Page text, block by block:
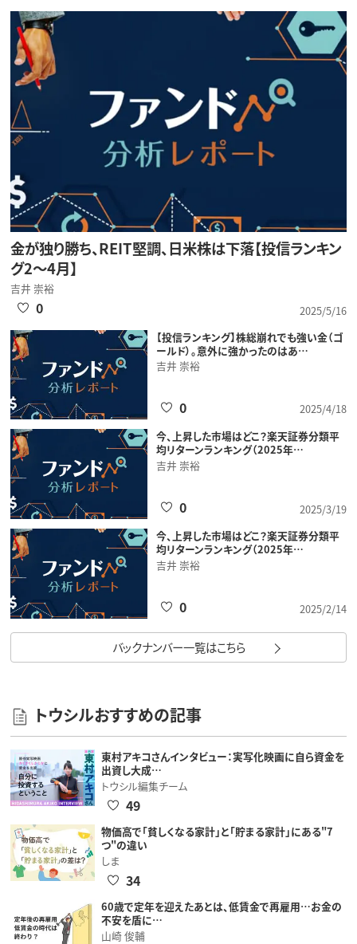
金が独り勝ち、REIT堅調、日米株は下落【投信ランキン
グ2～4月】
吉井 崇裕
2025/5/16
0
【投信ランキング】株総崩れでも強い金（ゴ
ールド）。意外に強かったのはあ…
吉井 崇裕
2025/4/18
0
今、上昇した市場はどこ？楽天証券分類平
均リターンランキング（2025年…
吉井 崇裕
2025/3/19
0
今、上昇した市場はどこ？楽天証券分類平
均リターンランキング（2025年…
吉井 崇裕
2025/2/14
0
バックナンバー一覧はこちら
トウシルおすすめの記事
東村アキコさんインタビュー：実写化映画に自ら資金を
出資し大成…
トウシル編集チーム
49
物価高で「貧しくなる家計」と「貯まる家計」にある"7
つ"の違い
しま
34
60歳で定年を迎えたあとは、低賃金で再雇用…お金の
不安を盾に…
山崎 俊輔